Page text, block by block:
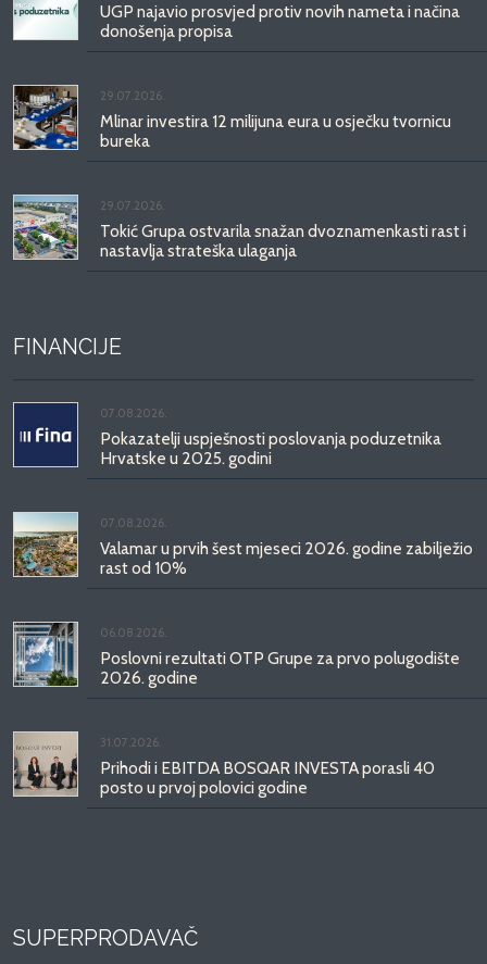
UGP najavio prosvjed protiv novih nameta i načina
donošenja propisa
29.07.2026.
Mlinar investira 12 milijuna eura u osječku tvornicu
bureka
29.07.2026.
Tokić Grupa ostvarila snažan dvoznamenkasti rast i
nastavlja strateška ulaganja
FINANCIJE
07.08.2026.
Pokazatelji uspješnosti poslovanja poduzetnika
Hrvatske u 2025. godini
07.08.2026.
Valamar u prvih šest mjeseci 2026. godine zabilježio
rast od 10%
06.08.2026.
Poslovni rezultati OTP Grupe za prvo polugodište
2026. godine
31.07.2026.
Prihodi i EBITDA BOSQAR INVESTA porasli 40
posto u prvoj polovici godine
SUPERPRODAVAČ